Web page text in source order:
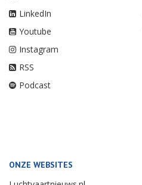
LinkedIn
Youtube
Instagram
RSS
Podcast
ONZE WEBSITES